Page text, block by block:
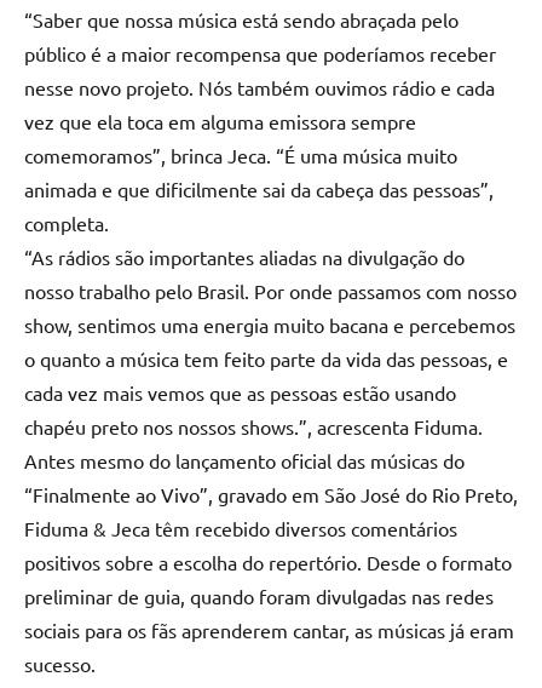
“Saber que nossa música está sendo abraçada pelo
público é a maior recompensa que poderíamos receber
nesse novo projeto. Nós também ouvimos rádio e cada
vez que ela toca em alguma emissora sempre
comemoramos”, brinca Jeca. “É uma música muito
animada e que dificilmente sai da cabeça das pessoas”,
completa.
“As rádios são importantes aliadas na divulgação do
nosso trabalho pelo Brasil. Por onde passamos com nosso
show, sentimos uma energia muito bacana e percebemos
o quanto a música tem feito parte da vida das pessoas, e
cada vez mais vemos que as pessoas estão usando
chapéu preto nos nossos shows.”, acrescenta Fiduma.
Antes mesmo do lançamento oficial das músicas do
“Finalmente ao Vivo”, gravado em São José do Rio Preto,
Fiduma & Jeca têm recebido diversos comentários
positivos sobre a escolha do repertório. Desde o formato
preliminar de guia, quando foram divulgadas nas redes
sociais para os fãs aprenderem cantar, as músicas já eram
sucesso.